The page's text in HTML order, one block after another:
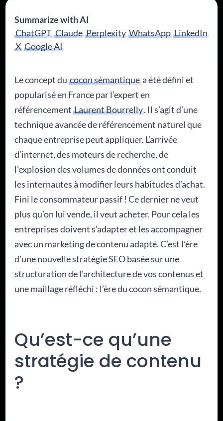
Summarize with AI
ChatGPT Claude Perplexity WhatsApp LinkedIn
X Google AI
Le concept ducocon sémantiquea été défini et
popularisé en France par l’expert en
référencementLaurent Bourrelly. Il s’agit d’une
technique avancée de référencement naturel que
chaque entreprise peut appliquer. L’arrivée
d’internet, des moteurs de recherche, de
l’explosion des volumes de données ont conduit
les internautes à modifier leurs habitudes d’achat.
Fini le consommateur passif ! Ce dernier ne veut
plus qu’on lui vende, il veut acheter. Pour cela les
entreprises doivent s’adapter et les accompagner
avec un marketing de contenu adapté. C’est l’ère
d’une nouvelle stratégie SEO basée sur une
structuration de l'architecture de vos contenus et
une maillage réfléchi : l’ère du cocon sémantique.
Qu’est-ce qu’une
stratégie de contenu
?